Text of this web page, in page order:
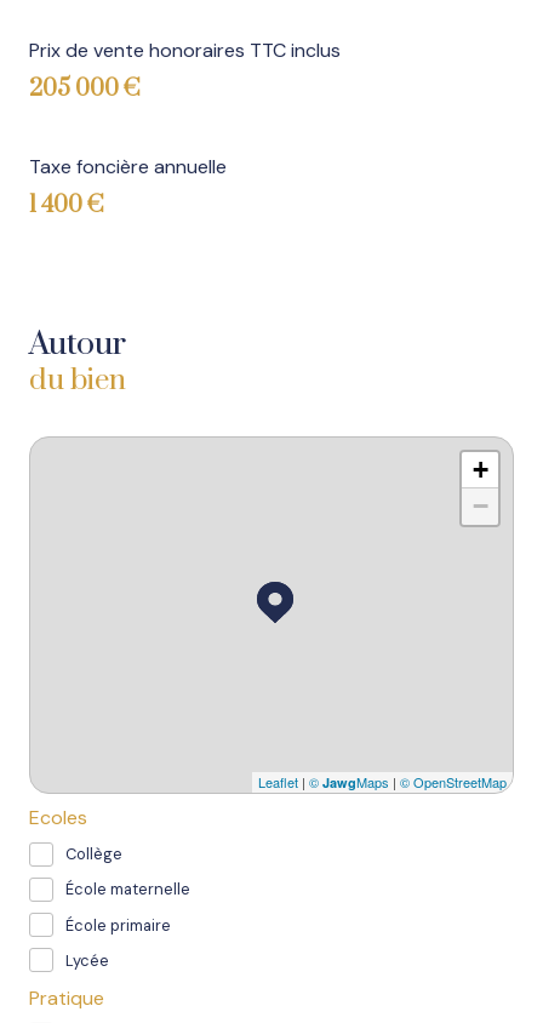
Prix de vente honoraires TTC inclus
205 000 €
Taxe foncière annuelle
1 400 €
Autour
du bien
+
−
Leaflet | © JawgMaps | © OpenStreetMap
Ecoles
Collège
École maternelle
École primaire
Lycée
Pratique